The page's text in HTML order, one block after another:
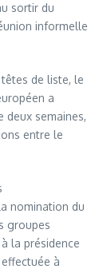
sortir du
informelle
de liste, le
a
deux semaines,
entre le
nomination du
groupes
la présidence
à